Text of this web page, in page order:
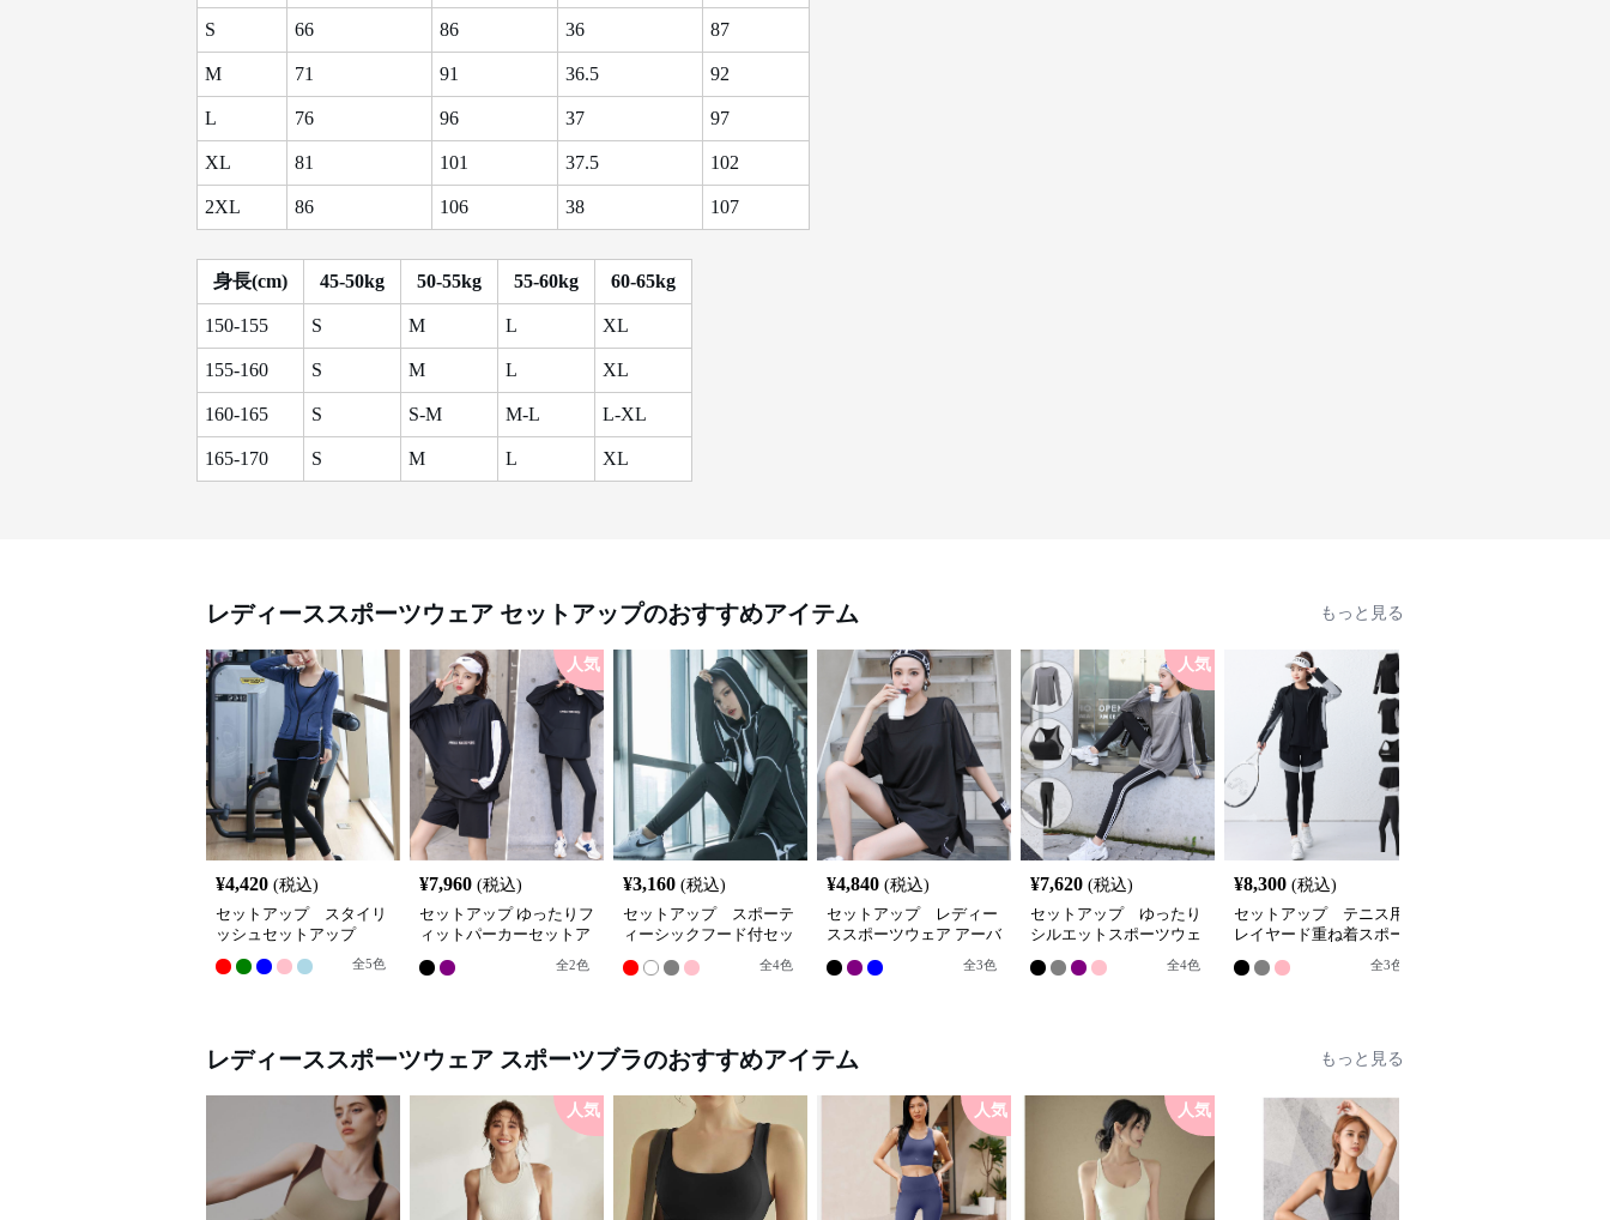
S 66 86 36 87
M 71 91 36.5 92
L 76 96 37 97
XL 81 101 37.5 102
2XL 86 106 38 107
身長(cm) 45-50kg 50-55kg 55-60kg 60-65kg
150-155 S M L XL
155-160 S M L XL
160-165 S S-M M-L L-XL
165-170 S M L XL
レディーススポーツウェア セットアップのおすすめアイテム もっと見る
¥4,420 (税込)
セットアップ スタイリ
ッシュセットアップ
全5色
人気
¥7,960 (税込)
セットアップ ゆったりフ
ィットパーカーセットア
全2色
¥3,160 (税込)
セットアップ スポーテ
ィーシックフード付セッ
全4色
¥4,840 (税込)
セットアップ レディー
ススポーツウェア アーバ
ンアスリート スポーツセ
ット
全3色
人気
¥7,620 (税込)
セットアップ ゆったり
シルエットスポーツウェ
全4色
¥8,300 (税込)
セットアップ テニス用
レイヤード重ね着スポー
全3色
レディーススポーツウェア スポーツブラのおすすめアイテム もっと見る
人気 人気 人気